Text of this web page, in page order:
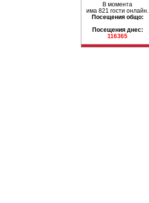
В момента
има 821 гости онлайн.
Посещения общо:
Посещения днес:
116365